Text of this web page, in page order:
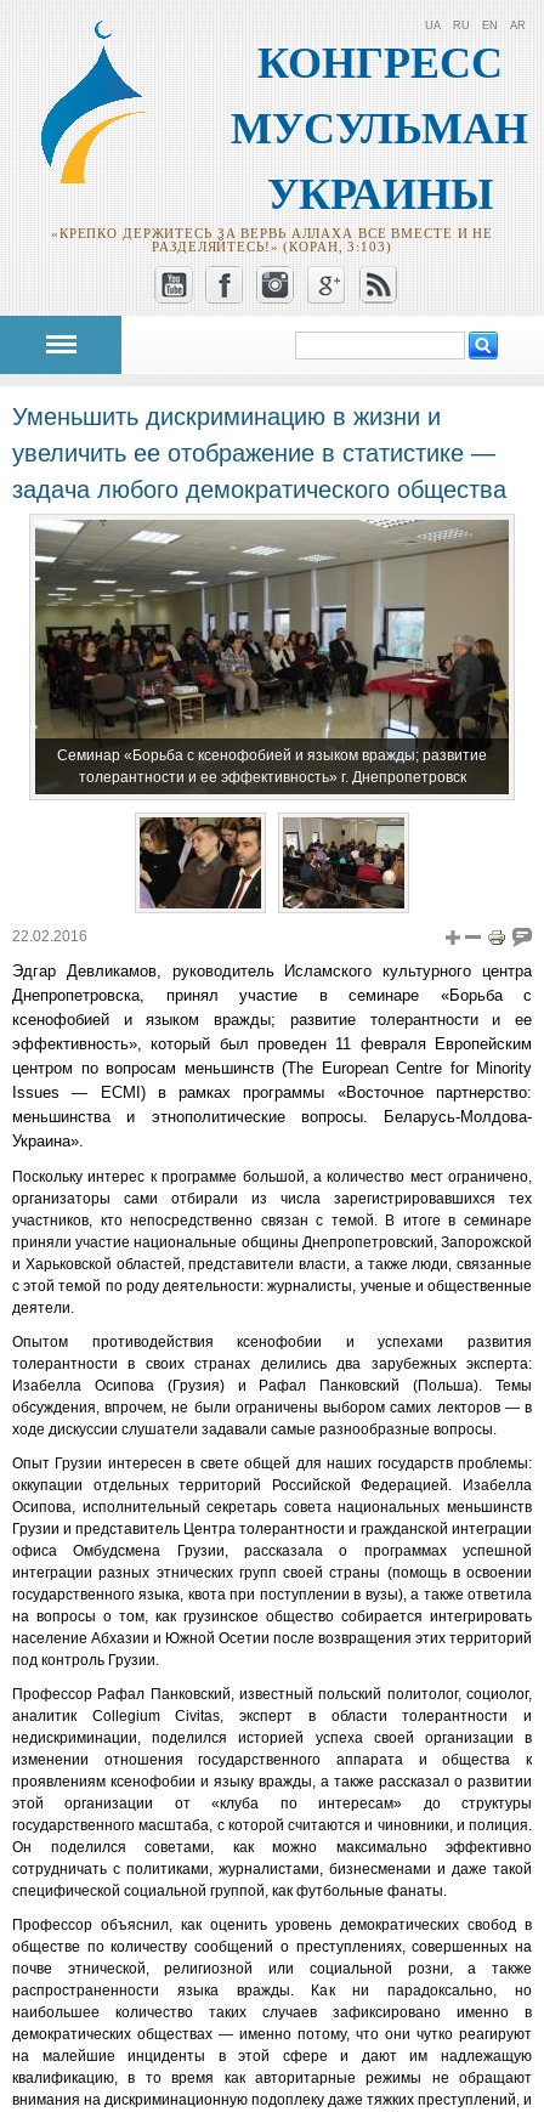
КОНГРЕСС
МУСУЛЬМАН
УКРАИНЫ
«КРЕПКО ДЕРЖИТЕСЬ ЗА ВЕРВЬ АЛЛАХА ВСЕ ВМЕСТЕ И НЕ
РАЗДЕЛЯЙТЕСЬ!» (КОРАН, 3:103)
UA RU EN AR
Форма поиска
Уменьшить дискриминацию в жизни и
увеличить ее отображение в статистике —
задача любого демократического общества
Семинар «Борьба с ксенофобией и языком вражды; развитие
толерантности и ее эффективность» г. Днепропетровск
22.02.2016
Эдгар Девликамов, руководитель Исламского культурного центра
Днепропетровска, принял участие в семинаре «Борьба с
ксенофобией и языком вражды; развитие толерантности и ее
эффективность», который был проведен 11 февраля Европейским
центром по вопросам меньшинств (The European Centre for Minority
Issues — ECMI) в рамках программы «Восточное партнерство:
меньшинства и этнополитические вопросы. Беларусь-Молдова-
Украина».
Поскольку интерес к программе большой, а количество мест ограничено,
организаторы сами отбирали из числа зарегистрировавшихся тех
участников, кто непосредственно связан с темой. В итоге в семинаре
приняли участие национальные общины Днепропетровский, Запорожской
и Харьковской областей, представители власти, а также люди, связанные
с этой темой по роду деятельности: журналисты, ученые и общественные
деятели.
Опытом противодействия ксенофобии и успехами развития
толерантности в своих странах делились два зарубежных эксперта:
Изабелла Осипова (Грузия) и Рафал Панковский (Польша). Темы
обсуждения, впрочем, не были ограничены выбором самих лекторов — в
ходе дискуссии слушатели задавали самые разнообразные вопросы.
Опыт Грузии интересен в свете общей для наших государств проблемы:
оккупации отдельных территорий Российской Федерацией. Изабелла
Осипова, исполнительный секретарь совета национальных меньшинств
Грузии и представитель Центра толерантности и гражданской интеграции
офиса Омбудсмена Грузии, рассказала о программах успешной
интеграции разных этнических групп своей страны (помощь в освоении
государственного языка, квота при поступлении в вузы), а также ответила
на вопросы о том, как грузинское общество собирается интегрировать
население Абхазии и Южной Осетии после возвращения этих территорий
под контроль Грузии.
Профессор Рафал Панковский, известный польский политолог, социолог,
аналитик Collegium Civitas, эксперт в области толерантности и
недискриминации, поделился историей успеха своей организации в
изменении отношения государственного аппарата и общества к
проявлениям ксенофобии и языку вражды, а также рассказал о развитии
этой организации от «клуба по интересам» до структуры
государственного масштаба, с которой считаются и чиновники, и полиция.
Он поделился советами, как можно максимально эффективно
сотрудничать с политиками, журналистами, бизнесменами и даже такой
специфической социальной группой, как футбольные фанаты.
Профессор объяснил, как оценить уровень демократических свобод в
обществе по количеству сообщений о преступлениях, совершенных на
почве этнической, религиозной или социальной розни, а также
распространенности языка вражды. Как ни парадоксально, но
наибольшее количество таких случаев зафиксировано именно в
демократических обществах — именно потому, что они чутко реагируют
на малейшие инциденты в этой сфере и дают им надлежащую
квалификацию, в то время как авторитарные режимы не обращают
внимания на дискриминационную подоплеку даже тяжких преступлений, и